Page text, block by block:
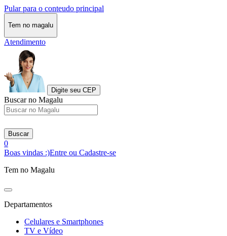
Pular para o conteudo principal
Tem no magalu
Atendimento
Digite seu CEP
Buscar no Magalu
Buscar
0
Boas vindas :)Entre ou Cadastre-se
Tem no Magalu
Departamentos
Celulares e Smartphones
TV e Vídeo